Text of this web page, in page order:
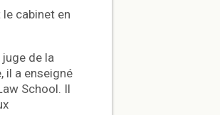
cabinet en
de la
il a enseigné
School. Il